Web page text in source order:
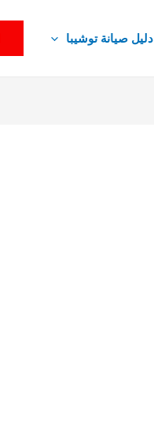
دليل صيانة توشيبا